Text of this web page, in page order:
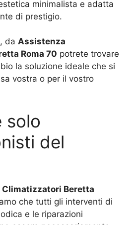
minimalista e adatta
di prestigio.
da Assistenza
Roma 70 potrete trovare
la soluzione ideale che si
vostra o per il vostro
solo
del
Beretta
che tutti gli interventi di
e le riparazioni